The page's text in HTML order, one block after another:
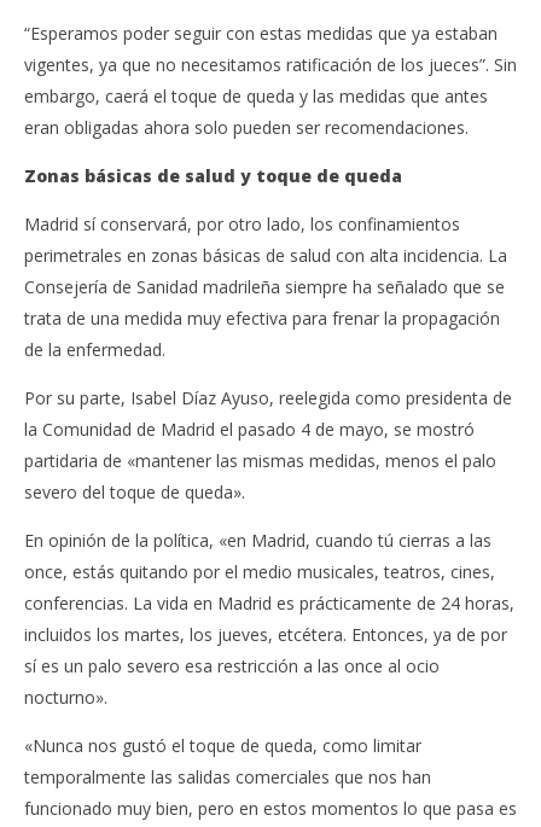
“Esperamos poder seguir con estas medidas que ya estaban
vigentes, ya que no necesitamos ratificación de los jueces”. Sin
embargo, caerá el toque de queda y las medidas que antes
eran obligadas ahora solo pueden ser recomendaciones.
Zonas básicas de salud y toque de queda
Madrid sí conservará, por otro lado, los confinamientos
perimetrales en zonas básicas de salud con alta incidencia. La
Consejería de Sanidad madrileña siempre ha señalado que se
trata de una medida muy efectiva para frenar la propagación
de la enfermedad.
Por su parte, Isabel Díaz Ayuso, reelegida como presidenta de
la Comunidad de Madrid el pasado 4 de mayo, se mostró
partidaria de «mantener las mismas medidas, menos el palo
severo del toque de queda».
En opinión de la política, «en Madrid, cuando tú cierras a las
once, estás quitando por el medio musicales, teatros, cines,
conferencias. La vida en Madrid es prácticamente de 24 horas,
incluidos los martes, los jueves, etcétera. Entonces, ya de por
sí es un palo severo esa restricción a las once al ocio
nocturno».
«Nunca nos gustó el toque de queda, como limitar
temporalmente las salidas comerciales que nos han
funcionado muy bien, pero en estos momentos lo que pasa es